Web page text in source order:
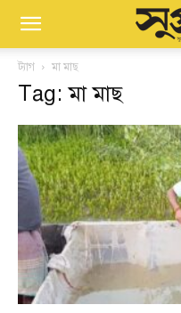
ট্যাগ মা মাছ
Tag: মা মাছ